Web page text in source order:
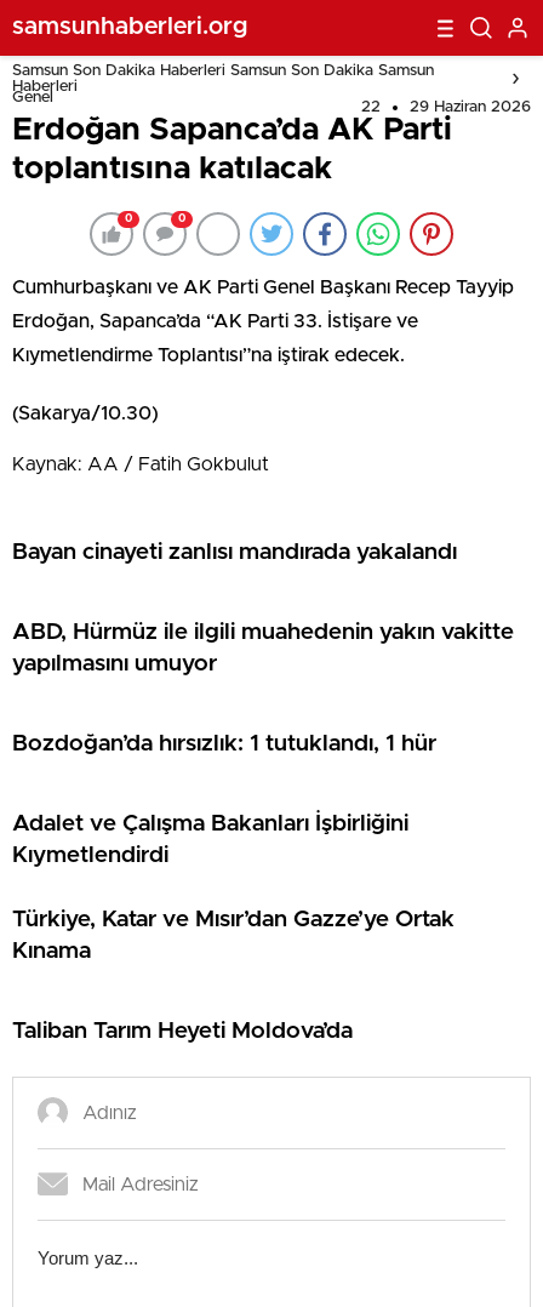
samsunhaberleri.org
Samsun Son Dakika Haberleri Samsun Son Dakika Samsun
Haberleri
Genel
22 29 Haziran 2026
Erdoğan Sapanca’da AK Parti
toplantısına katılacak
0 0
Cumhurbaşkanı ve AK Parti Genel Başkanı Recep Tayyip
Erdoğan, Sapanca’da “AK Parti 33. İstişare ve
Kıymetlendirme Toplantısı”na iştirak edecek.
(Sakarya/10.30)
Kaynak: AA / Fatih Gokbulut
Bayan cinayeti zanlısı mandırada yakalandı
ABD, Hürmüz ile ilgili muahedenin yakın vakitte
yapılmasını umuyor
Bozdoğan’da hırsızlık: 1 tutuklandı, 1 hür
Adalet ve Çalışma Bakanları İşbirliğini
Kıymetlendirdi
Türkiye, Katar ve Mısır’dan Gazze’ye Ortak
Kınama
Taliban Tarım Heyeti Moldova’da